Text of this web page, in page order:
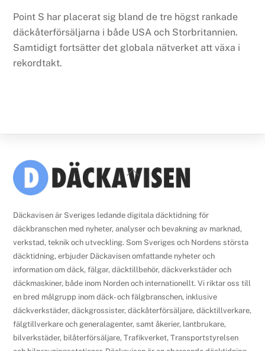
Point S har placerat sig bland de tre högst rankade
däckåterförsäljarna i både USA och Storbritannien.
Samtidigt fortsätter det globala nätverket att växa i
rekordtakt.
Back
To
Däckavisen är Sveriges ledande digitala däcktidning för
däckbranschen med nyheter, analyser och bevakning av marknad,
verkstad, teknik och utveckling. Som Sveriges och Nordens största
däcktidning, erbjuder Däckavisen omfattande nyheter och
information om däck, fälgar, däcktillbehör, däckverkstäder och
däckmaskiner, både inom Norden och internationellt. Vi riktar oss till
en bred målgrupp inom däck- och fälgbranschen, inklusive
däckverkstäder, däckgrossister, däckåterförsäljare, däcktillverkare,
fälgtillverkare och generalagenter, samt åkerier, lantbrukare,
bilverkstäder, bilåterförsäljare, Trafikverket, Transportstyrelsen